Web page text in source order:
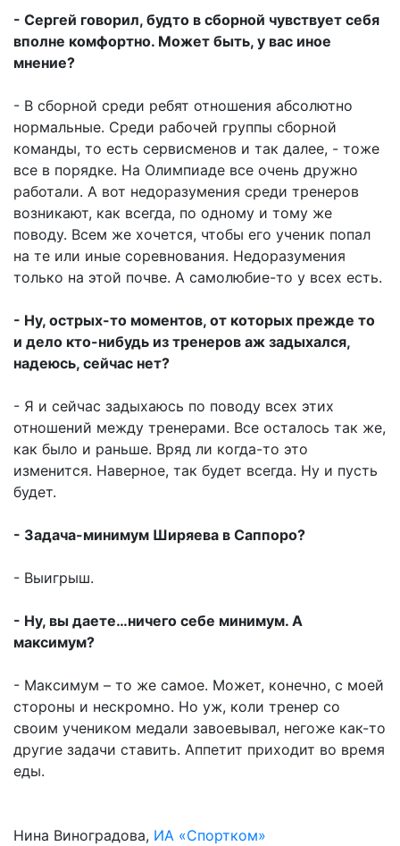
- Сергей говорил, будто в сборной чувствует себя
вполне комфортно. Может быть, у вас иное
мнение?
- В сборной среди ребят отношения абсолютно
нормальные. Среди рабочей группы сборной
команды, то есть сервисменов и так далее, - тоже
все в порядке. На Олимпиаде все очень дружно
работали. А вот недоразумения среди тренеров
возникают, как всегда, по одному и тому же
поводу. Всем же хочется, чтобы его ученик попал
на те или иные соревнования. Недоразумения
только на этой почве. А самолюбие-то у всех есть.
- Ну, острых-то моментов, от которых прежде то
и дело кто-нибудь из тренеров аж задыхался,
надеюсь, сейчас нет?
- Я и сейчас задыхаюсь по поводу всех этих
отношений между тренерами. Все осталось так же,
как было и раньше. Вряд ли когда-то это
изменится. Наверное, так будет всегда. Ну и пусть
будет.
- Задача-минимум Ширяева в Саппоро?
- Выигрыш.
- Ну, вы даете…ничего себе минимум. А
максимум?
- Максимум – то же самое. Может, конечно, с моей
стороны и нескромно. Но уж, коли тренер со
своим учеником медали завоевывал, негоже как-то
другие задачи ставить. Аппетит приходит во время
еды.
Нина Виноградова, ИА «Спортком»